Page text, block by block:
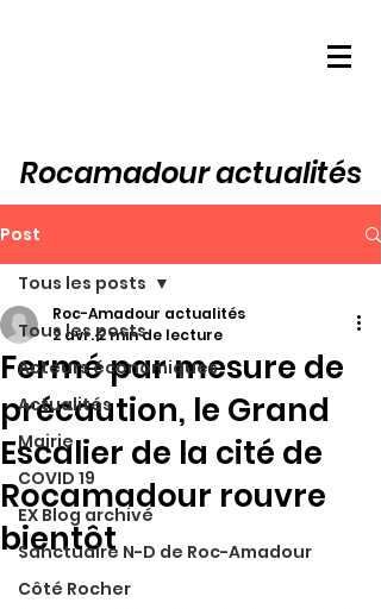
Rocamadour actualités
Post
Tous les posts
Acteurs économiques
Actualités
Mairie
COVID 19
EX Blog archivé
Sanctuaire N-D de Roc-Amadour
Côté Rocher
Tous les posts
Fermé par mesure de
précaution, le Grand
Escalier de la cité de
Rocamadour rouvre
bientôt
Roc-Amadour actualités
2 avr. 2 min de lecture